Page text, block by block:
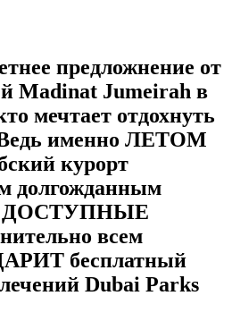
предложнение от
Madinat Jumeirah в
мечтает отдохнуть
именно ЛЕТОМ
курорт
долгожданным
ДОСТУПНЫЕ
всем
бесплатный
Dubai Parks